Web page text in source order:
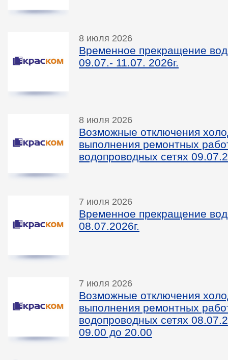
8 июля 2026
Временное прекращение
09.07.- 11.07. 2026г.
8 июля 2026
Возможные отключения
выполнения ремонтных
водопроводных сетях
7 июля 2026
Временное прекращение
08.07.2026г.
7 июля 2026
Возможные отключения
выполнения ремонтных
водопроводных сетях
09.00 до 20.00